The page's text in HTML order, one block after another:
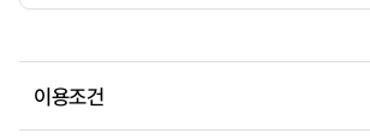
이용조건